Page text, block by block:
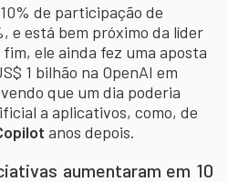
de participação de
e está bem próximo da líder
ele ainda fez uma aposta
1 bilhão na OpenAI em
que um dia poderia
a aplicativos, como, de
anos depois.
aumentaram em 10